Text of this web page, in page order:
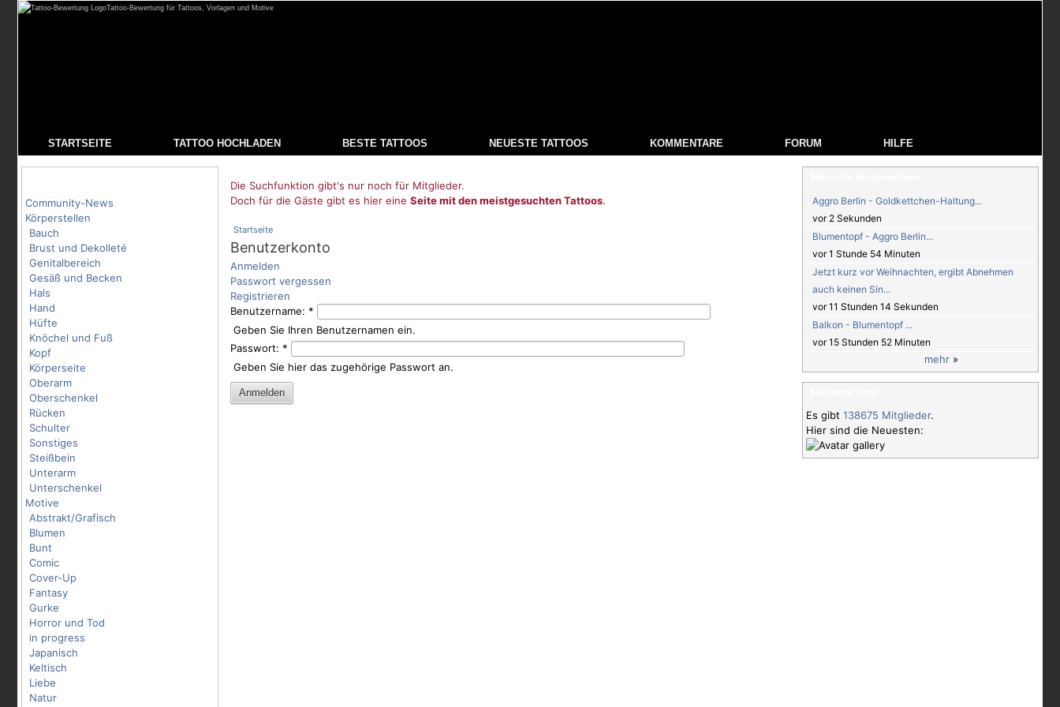
Tattoo-Bewertung für Tattoos, Vorlagen und Motive
STARTSEITE TATTOO HOCHLADEN BESTE TATTOOS NEUESTE TATTOOS KOMMENTARE FORUM HILFE
Community-News
Körperstellen
Bauch
Brust und Dekolleté
Genitalbereich
Gesäß und Becken
Hals
Hand
Hüfte
Knöchel und Fuß
Kopf
Körperseite
Oberarm
Oberschenkel
Rücken
Schulter
Sonstiges
Steißbein
Unterarm
Unterschenkel
Motive
Abstrakt/Grafisch
Blumen
Bunt
Comic
Cover-Up
Fantasy
Gurke
Horror und Tod
in progress
Japanisch
Keltisch
Liebe
Natur
Die Suchfunktion gibt's nur noch für Mitglieder.
Doch für die Gäste gibt es hier eine Seite mit den meistgesuchten Tattoos.
Startseite
Benutzerkonto
Anmelden
Passwort vergessen
Registrieren
Benutzername: *
Geben Sie Ihren Benutzernamen ein.
Passwort: *
Geben Sie hier das zugehörige Passwort an.
Aggro Berlin - Goldkettchen-Haltung...
vor 2 Sekunden
Blumentopf - Aggro Berlin...
vor 1 Stunde 54 Minuten
Jetzt kurz vor Weihnachten, ergibt Abnehmen
auch keinen Sin...
vor 11 Stunden 14 Sekunden
Balkon - Blumentopf ...
vor 15 Stunden 52 Minuten
mehr »
Es gibt 138675 Mitglieder.
Hier sind die Neuesten: